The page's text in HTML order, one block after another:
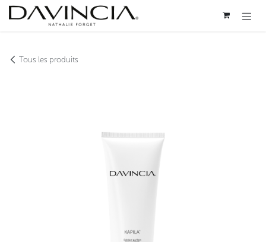
Se rendre au contenu
Tous les produits